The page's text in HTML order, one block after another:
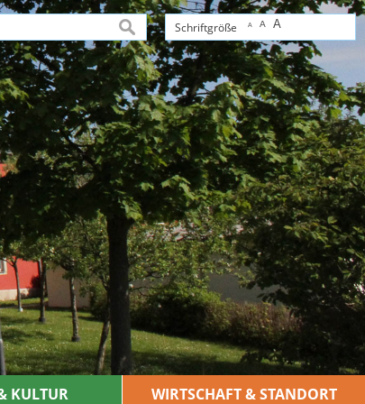
Schriftgröße A A A
suchen
KULTUR WIRTSCHAFT & STANDORT